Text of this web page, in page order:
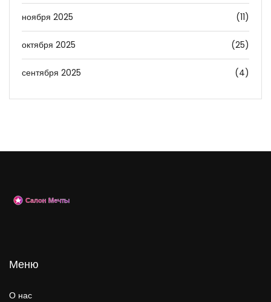
ноября 2025 (11)
октября 2025 (25)
сентября 2025 (4)
Меню
О нас